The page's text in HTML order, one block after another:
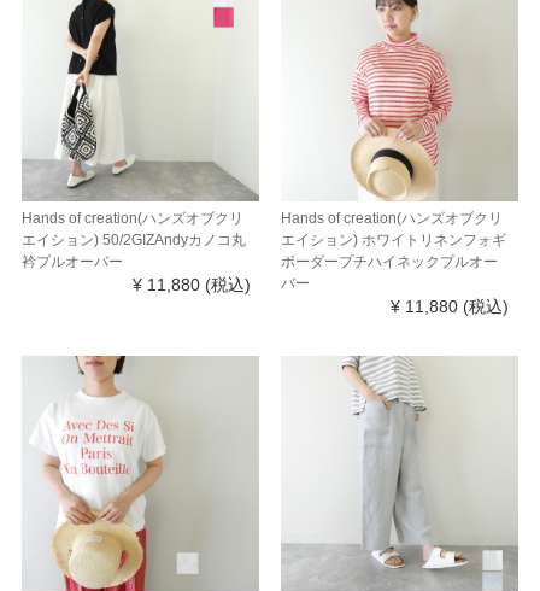
Hands of creation(ハンズオブクリ
エイション) 50/2GIZAndyカノコ丸
衿プルオーバー
¥ 11,880 (税込)
Hands of creation(ハンズオブクリ
エイション) ホワイトリネンフォギ
ボーダープチハイネックプルオー
バー
¥ 11,880 (税込)